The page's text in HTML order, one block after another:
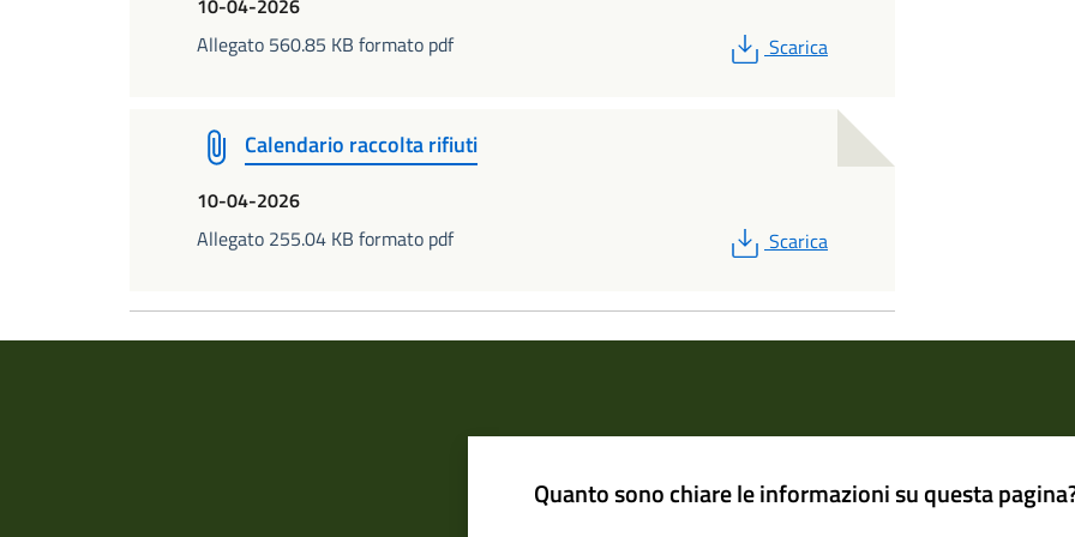
10-04-2026
Allegato 560.85 KB formato pdf
PDF
Scarica
Calendario raccolta rifiuti
10-04-2026
Allegato 255.04 KB formato pdf
PDF
Scarica
Quanto sono chiare le informazioni su questa